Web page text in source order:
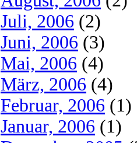
Juli, 2006 (2)
Juni, 2006 (3)
Mai, 2006 (4)
März, 2006 (4)
Februar, 2006 (1)
Januar, 2006 (1)